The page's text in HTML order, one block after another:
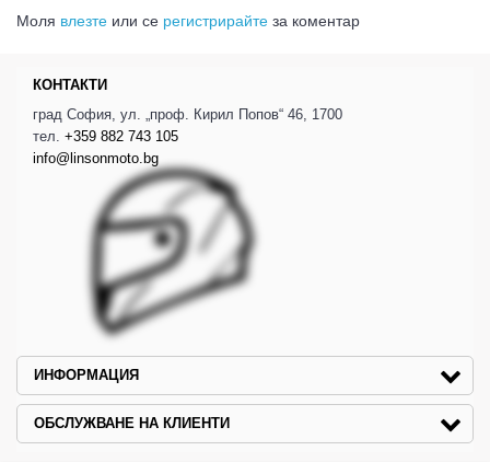
Моля влезте или се регистрирайте за коментар
КОНТАКТИ
град София, ул. „проф. Кирил Попов“ 46, 1700
тел. +359 882 743 105
info@linsonmoto.bg
ИНФОРМАЦИЯ
ОБСЛУЖВАНЕ НА КЛИЕНТИ